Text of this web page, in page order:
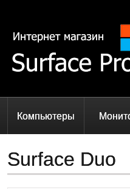
Компьютеры
Surface Duo